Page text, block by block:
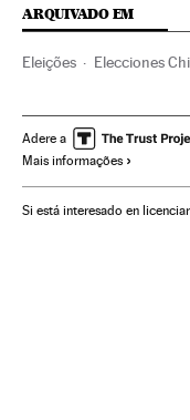
ARQUIVADO EM
Eleições Elecciones
América Latina
Esquerdismo
Adere a
Mais informações
Si está interesado en